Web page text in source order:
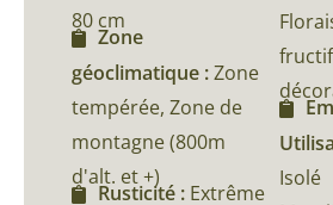
80 cm
Zone
géoclimatique :Zone
tempérée, Zone de
montagne (800m
d'alt. et +)
Rusticité : Extrême
Isolé